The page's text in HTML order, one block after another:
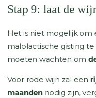
Stap 9: laat de
Het is niet mogelijk om
malolactische gisting
moeten wachten om
Voor rode wijn zal een
maanden nodig zijn,